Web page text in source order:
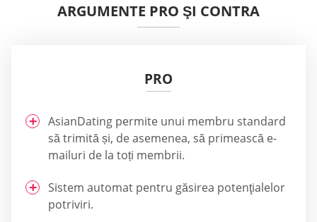
ARGUMENTE PRO ŞI CONTRA
PRO
AsianDating permite unui membru standard
să trimită și, de asemenea, să primească e-
mailuri de la toți membrii.
Sistem automat pentru găsirea potenţialelor
potriviri.